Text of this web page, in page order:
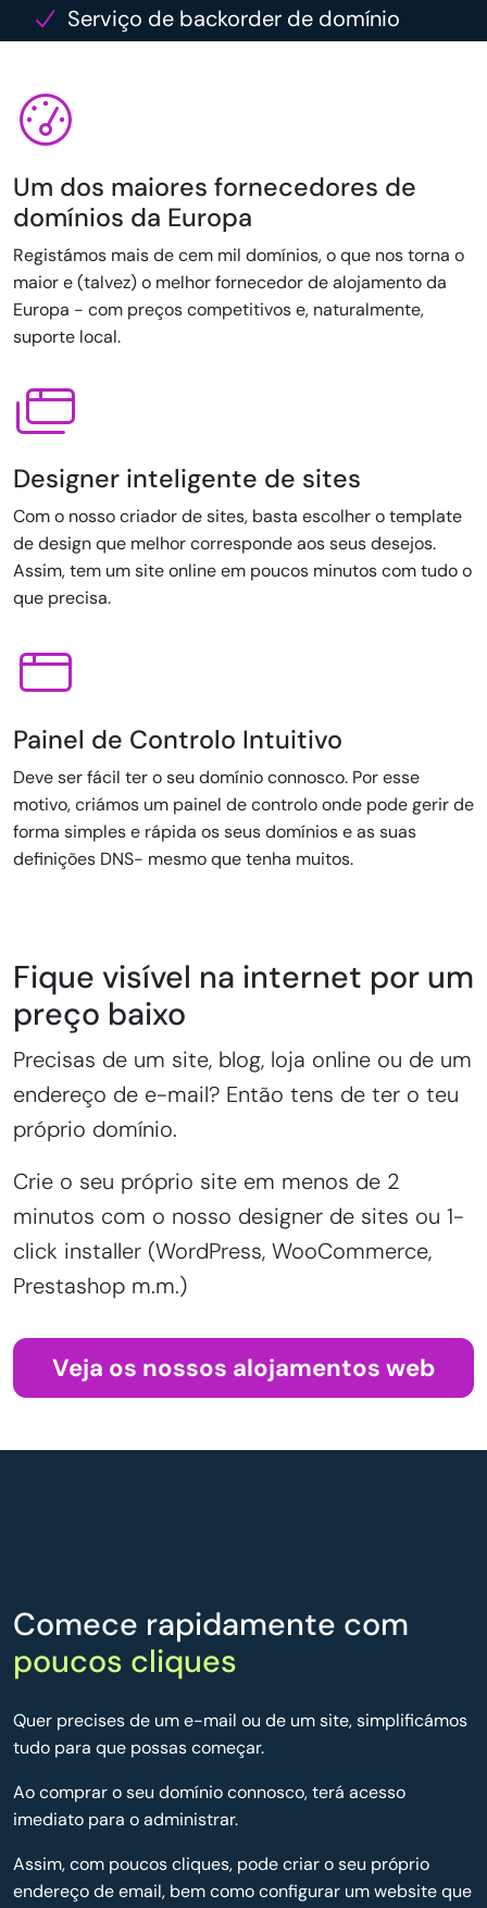
Serviço de backorder de domínio
Um dos maiores fornecedores de
domínios da Europa
Registámos mais de cem mil domínios, o que nos torna o
maior e (talvez) o melhor fornecedor de alojamento da
Europa - com preços competitivos e, naturalmente,
suporte local.
Designer inteligente de sites
Com o nosso criador de sites, basta escolher o template
de design que melhor corresponde aos seus desejos.
Assim, tem um site online em poucos minutos com tudo o
que precisa.
Painel de Controlo Intuitivo
Deve ser fácil ter o seu domínio connosco. Por esse
motivo, criámos um painel de controlo onde pode gerir de
forma simples e rápida os seus domínios e as suas
definições DNS- mesmo que tenha muitos.
Fique visível na internet por um
preço baixo
Precisas de um site, blog, loja online ou de um
endereço de e-mail? Então tens de ter o teu
próprio domínio.
Crie o seu próprio site em menos de 2
minutos com o nosso designer de sites ou 1-
click installer (WordPress, WooCommerce,
Prestashop m.m.)
Veja os nossos alojamentos web
Comece rapidamente com
poucos cliques
Quer precises de um e-mail ou de um site, simplificámos
tudo para que possas começar.
Ao comprar o seu domínio connosco, terá acesso
imediato para o administrar.
Assim, com poucos cliques, pode criar o seu próprio
endereço de email, bem como configurar um website que